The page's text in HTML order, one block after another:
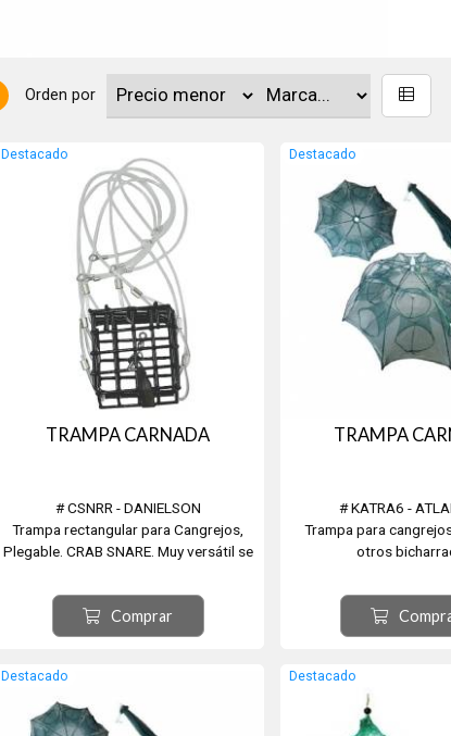
Orden por
Destacado
TRAMPA CARNADA
# CSNRR - DANIELSON
Trampa rectangular para Cangrejos,
Plegable. CRAB SNARE. Muy versátil se
a mano. Montaje superior giratoria para
uso libre de enredos y Carnada
Asegurada.
Comprar
Destacado
TRAMPA
# KATRA6 -
Trampa para
otros
Carnada
Destacado Destacado